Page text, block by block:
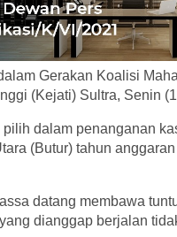
Gerakan Koalisi
(Kejati) Sultra, Senin
dalam penanganan
(Butur) tahun
datang membawa
dianggap berjalan